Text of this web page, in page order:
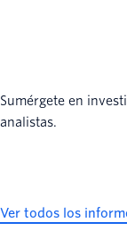
Sumérgete en
analistas.
Ver todos los